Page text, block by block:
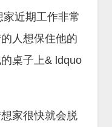
近期工作非常
人想保住他的
桌子上& ldquo
家很快就会脱